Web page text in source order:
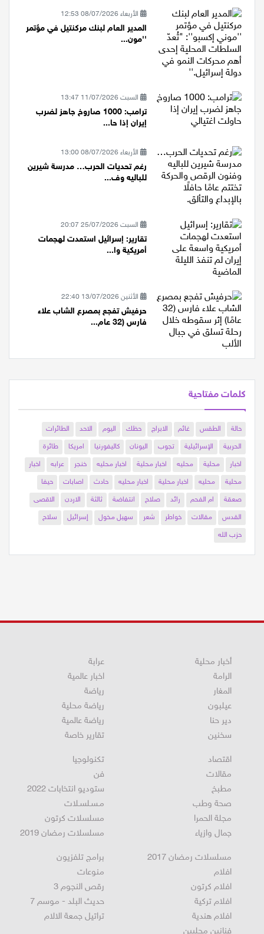
الأربعاء 08/07/2026 12:53
المدير العام لبنك مركنتيل في مؤتمر
''مون...
السبت 11/07/2026 13:47
ترامب: 1000 صاروخ جاهز لضرب
إيران إذا حا...
الأربعاء 08/07/2026 13:00
رغم تحديات الحرب… مدرسة شيرين
للباليه وف...
السبت 25/07/2026 20:07
تقارير: إسرائيل استعدت لهجمات
أمريكية وا...
الأثنين 13/07/2026 22:40
حرفيش تفجع بمصرع الشاب علاء
فارس (32 عام...
كلمات مفتاحية
حالة الطقس غائم الابراج حظك اليوم الاحد
الطائرات
الحربية
الإسرائيلية تجوب اليونان كاليفورنيا امريكا
طائرة
اخبار
محلية محليه اخبار محلية اخبار محليه خنجر عرابه
اخبار
محلية
محليه اخبار محلية اخبار محليه حادث اصابات
حيفا
صعقة
ام الفحم رائد صلاح انتفاضة ثالثة الاردن
الاقصى
القدس
مقالات خواطر شعر سهيل مخول إسرائيل
سلاح
حزب الله
أخبار محلية
الرامة
المغار
عيلبون
دير حنا
سخنين
عرابة
اخبار عالمية
رياضة
رياضة محلية
رياضة عالمية
تقارير خاصة
اقتصاد
مقالات
مطبخ
صحة وطب
مجلة الحمرا
جمال وازياء
تكنولوجيا
فن
ستوديو انتخابات 2022
مـسـلسـلات
مسلسلات كرتون
مسلسلات رمضان 2019
مسلسلات رمضان 2017
افلام
افلام كرتون
افلام تركية
افلام هندية
فنانين محليين
برامج تلفزيون
منوعات
رقص النجوم 3
حديث البلد - موسم 7
تراتيل جمعة الالام